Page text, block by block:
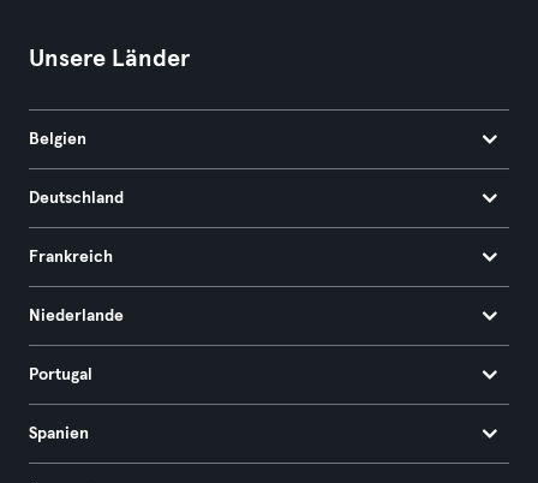
Unsere Länder
Belgien
Deutschland
Frankreich
Niederlande
Portugal
Spanien